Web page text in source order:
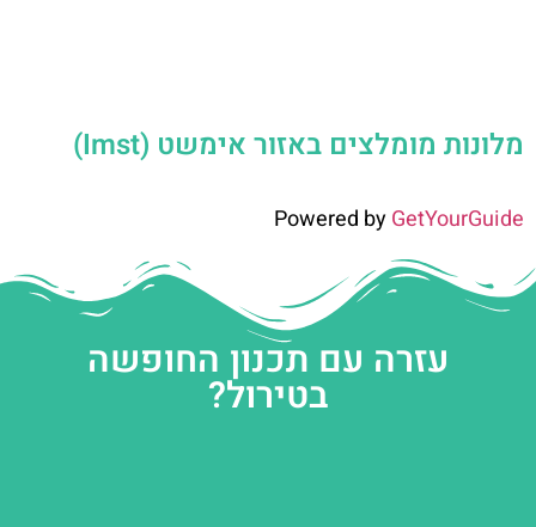
מלונות מומלצים באזור אימשט (Imst)
Powered byGetYourGuide
עזרה עם תכנון החופשה
בטירול?